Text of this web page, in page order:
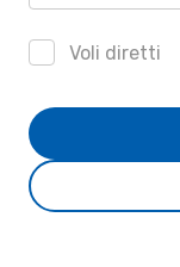
Voli diretti